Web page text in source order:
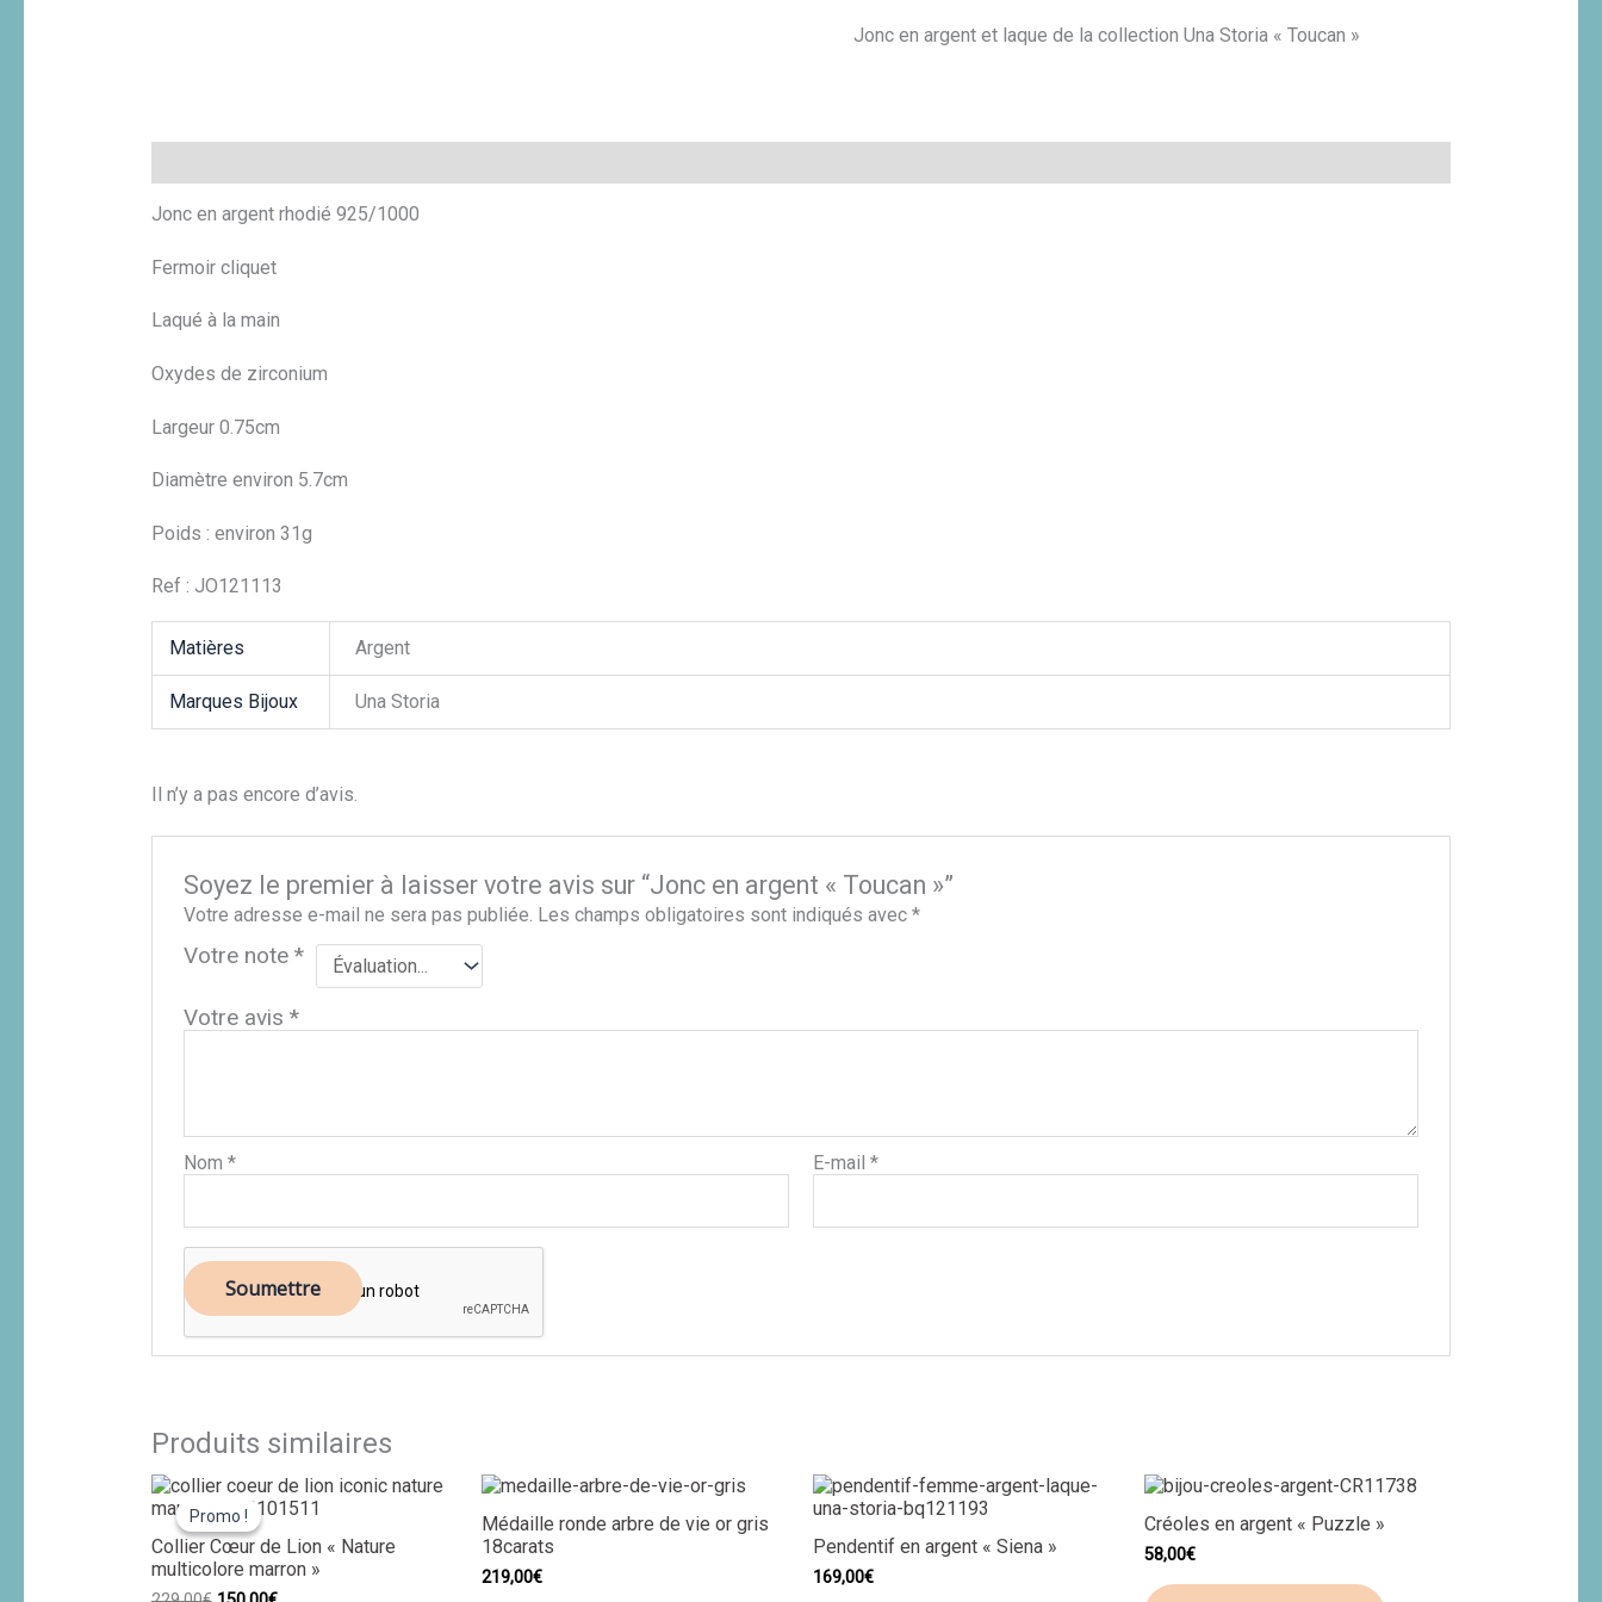
Jonc en argent et laque de la collection Una Storia « Toucan »
Jonc en argent rhodié 925/1000
Fermoir cliquet
Laqué à la main
Oxydes de zirconium
Largeur 0.75cm
Diamètre environ 5.7cm
Poids : environ 31g
Ref : JO121113
Matières Argent
Marques Bijoux Una Storia
Il n’y a pas encore d’avis.
Soyez le premier à laisser votre avis sur “Jonc en argent « Toucan »”
Votre adresse e-mail ne sera pas publiée. Les champs obligatoires sont indiqués avec*
Votre note*
Votre avis*
Nom* E-mail*
Produits similaires
Promo !
Promo !
Collier Cœur de Lion « Nature
multicolore marron »
Le
initial
était :
229,00€.
Le
prix
est :
150,00€.
Médaille ronde arbre de vie or gris
18carats
219,00€
Pendentif en argent « Siena »
169,00€
Créoles en argent « Puzzle »
58,00€